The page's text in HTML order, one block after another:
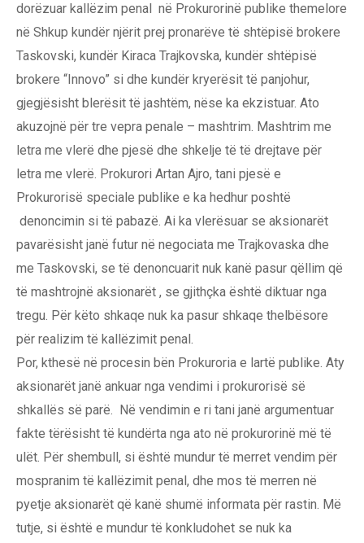
dorëzuar kallëzim penal në Prokurorinë publike themelore
në Shkup kundër njërit prej pronarëve të shtëpisë brokere
Taskovski, kundër Kiraca Trajkovska, kundër shtëpisë
brokere “Innovo” si dhe kundër kryerësit të panjohur,
gjegjësisht blerësit të jashtëm, nëse ka ekzistuar. Ato
akuzojnë për tre vepra penale – mashtrim. Mashtrim me
letra me vlerë dhe pjesë dhe shkelje të të drejtave për
letra me vlerë. Prokurori Artan Ajro, tani pjesë e
Prokurorisë speciale publike e ka hedhur poshtë
denoncimin si të pabazë. Ai ka vlerësuar se aksionarët
pavarësisht janë futur në negociata me Trajkovaska dhe
me Taskovski, se të denoncuarit nuk kanë pasur qëllim që
të mashtrojnë aksionarët , se gjithçka është diktuar nga
tregu. Për këto shkaqe nuk ka pasur shkaqe thelbësore
për realizim të kallëzimit penal.
Por, kthesë në procesin bën Prokuroria e lartë publike. Aty
aksionarët janë ankuar nga vendimi i prokurorisë së
shkallës së parë. Në vendimin e ri tani janë argumentuar
fakte tërësisht të kundërta nga ato në prokurorinë më të
ulët. Për shembull, si është mundur të merret vendim për
mospranim të kallëzimit penal, dhe mos të merren në
pyetje aksionarët që kanë shumë informata për rastin. Më
tutje, si është e mundur të konkludohet se nuk ka